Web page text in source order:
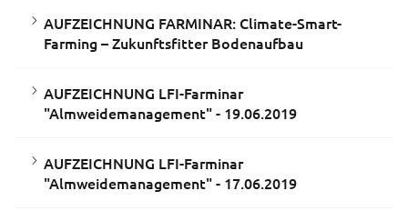
AUFZEICHNUNG FARMINAR: Climate-Smart-
Farming – Zukunftsfitter Bodenaufbau
AUFZEICHNUNG LFI-Farminar
"Almweidemanagement" - 19.06.2019
AUFZEICHNUNG LFI-Farminar
"Almweidemanagement" - 17.06.2019